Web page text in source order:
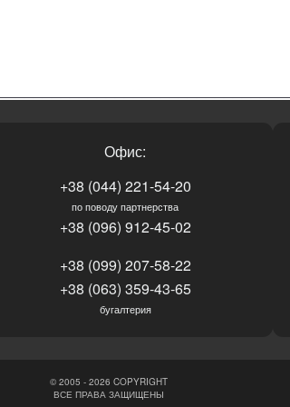
Офис:
+38 (044) 221-54-20
по поводу партнерства
+38 (096) 912-45-02
+38 (099) 207-58-22
+38 (063) 359-43-65
бугалтерия
© 2005 - 2026 COPYRIGHT
ВСЕ ПРАВА ЗАЩИЩЕНЫ